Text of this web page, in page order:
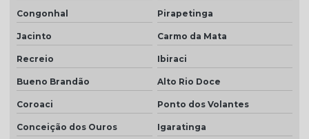
Congonhal Pirapetinga
Jacinto Carmo da Mata
Recreio Ibiraci
Bueno Brandão Alto Rio Doce
Coroaci Ponto dos Volantes
Conceição dos Ouros Igaratinga